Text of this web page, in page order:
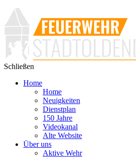
Schließen
Home
Home
Neuigkeiten
Dienstplan
150 Jahre
Videokanal
Alte Website
Über uns
Aktive Wehr